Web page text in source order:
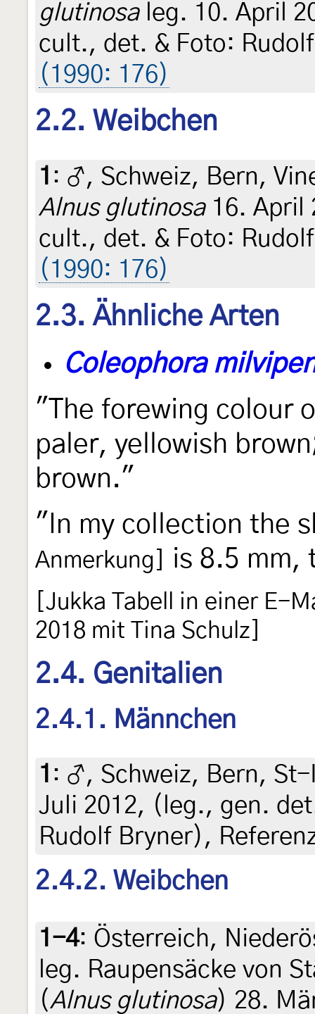
glutinosaleg. 10. April
cult., det. & Foto:
(1990: 176)
2.2. Weibchen
1 : ♂, Schweiz, Bern,
Alnus glutinosa16. April
cult., det. & Foto:
(1990: 176)
2.3. Ähnliche Arten
Coleophora
"The forewing colour
paler, yellowish
brown."
"In my collection the
Anmerkung] is 8.5 mm,
[Jukka Tabell in einer E-
2018 mit Tina Schulz]
2.4. Genitalien
2.4.1. Männchen
1 : ♂, Schweiz, Bern,
Juli 2012, (leg., gen.
Rudolf Bryner),
2.4.2. Weibchen
1-4: Österreich,
leg. Raupensäcke von
(Alnus glutinosa) 28.